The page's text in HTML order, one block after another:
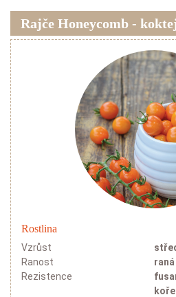
Rajče Honeycomb -
Rostlina
Vzrůst
Ranost
raná
Rezistence